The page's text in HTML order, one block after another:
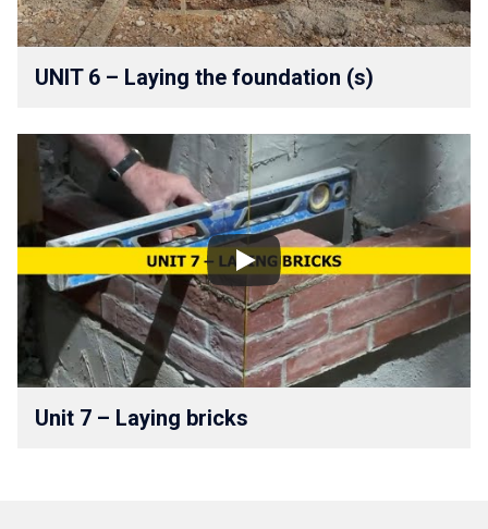
UNIT 6 – Laying the foundation (s)
Unit 7 – Laying bricks